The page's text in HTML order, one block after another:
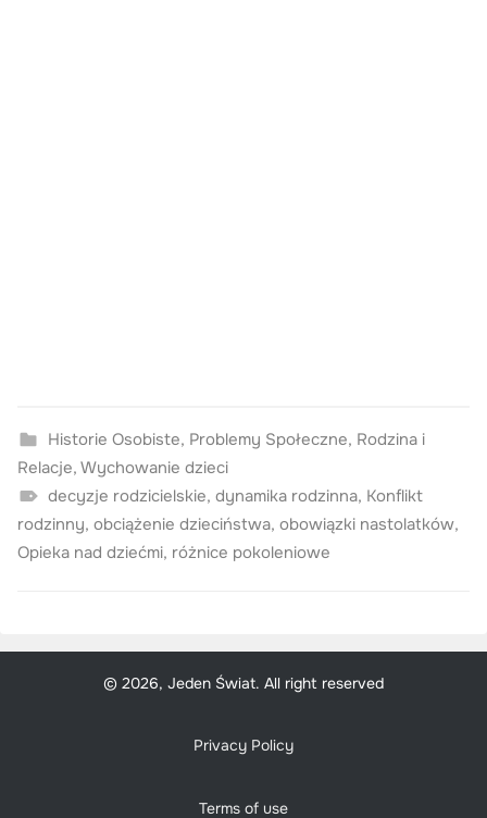
Historie Osobiste, Problemy Społeczne, Rodzina i
Relacje, Wychowanie dzieci
decyzje rodzicielskie, dynamika rodzinna, Konflikt
rodzinny, obciążenie dzieciństwa, obowiązki nastolatków,
Opieka nad dziećmi, różnice pokoleniowe
© 2026, Jeden Świat. All right reserved
Privacy Policy
Terms of use